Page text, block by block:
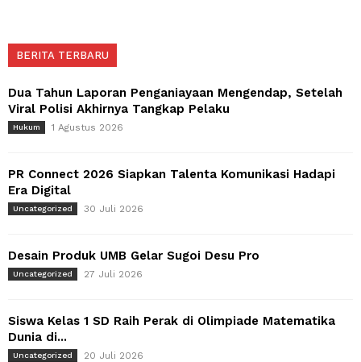
BERITA TERBARU
Dua Tahun Laporan Penganiayaan Mengendap, Setelah
Viral Polisi Akhirnya Tangkap Pelaku
Hukum 1 Agustus 2026
PR Connect 2026 Siapkan Talenta Komunikasi Hadapi
Era Digital
Uncategorized 30 Juli 2026
Desain Produk UMB Gelar Sugoi Desu Pro
Uncategorized 27 Juli 2026
Siswa Kelas 1 SD Raih Perak di Olimpiade Matematika
Dunia di...
Uncategorized 20 Juli 2026